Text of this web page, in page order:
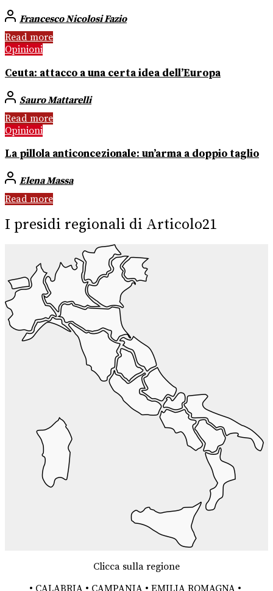
Francesco Nicolosi Fazio
Read more
Opinioni
Ceuta: attacco a una certa idea dell’Europa
Sauro Mattarelli
Read more
Opinioni
La pillola anticoncezionale: un’arma a doppio taglio
Elena Massa
Read more
I presidi regionali di Articolo21
Clicca sulla regione
• CALABRIA • CAMPANIA • EMILIA ROMAGNA •